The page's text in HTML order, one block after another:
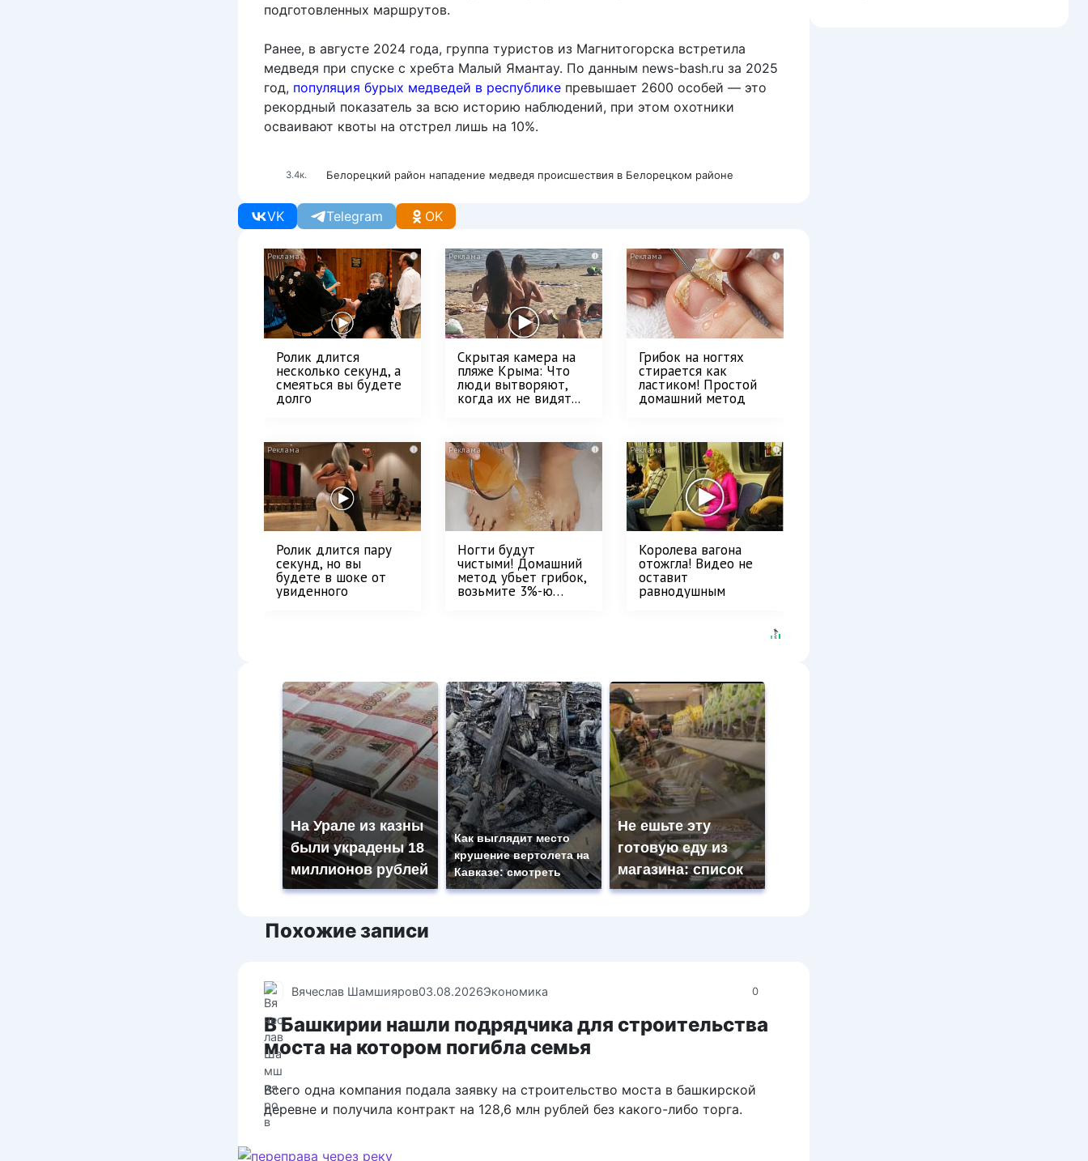
подготовленных маршрутов.
Ранее, в августе 2024 года, группа туристов из Магнитогорска встретила
медведя при спуске с хребта Малый Ямантау. По данным news-bash.ru за 2025
год, популяция бурых медведей в республике превышает 2600 особей — это
рекордный показатель за всю историю наблюдений, при этом охотники
осваивают квоты на отстрел лишь на 10%.
3.4к. Белорецкий район нападение медведя происшествия в Белорецком районе
VK Telegram OK
i
Ролик длится
несколько секунд, а
смеяться вы будете
долго
i
Скрытая камера на
пляже Крыма: Что
люди вытворяют,
когда их не видят...
i
Грибок на ногтях
стирается как
ластиком! Простой
домашний метод
i
Ролик длится пару
секунд, но вы
будете в шоке от
увиденного
i
Ногти будут
чистыми! Домашний
метод убьет грибок,
возьмите 3%-ю…
i
Королева вагона
отожгла! Видео не
оставит
равнодушным
На Урале из казны
были украдены 18
миллионов рублей
Как выглядит место
крушение вертолета на
Кавказе: смотреть
Не ешьте эту
готовую еду из
магазина: список
Похожие записи
0
Вячеслав Шамшияров03.08.2026Экономика
В Башкирии нашли подрядчика для строительства
моста на котором погибла семья
Всего одна компания подала заявку на строительство моста в башкирской
деревне и получила контракт на 128,6 млн рублей без какого-либо торга.